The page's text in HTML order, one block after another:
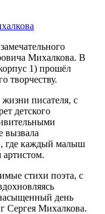
Михалкова. В
1) прошёл
творчеству.
писателя, с
детского
вызвала
где каждый малыш
артистом.
стихи поэта, с
день
Сергея Михалкова.